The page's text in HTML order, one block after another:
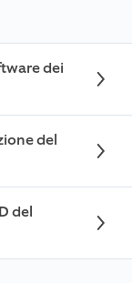
dei
del
del